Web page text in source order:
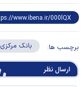
برچسب ها: بانک مرکزی
ارسال‌ نظر